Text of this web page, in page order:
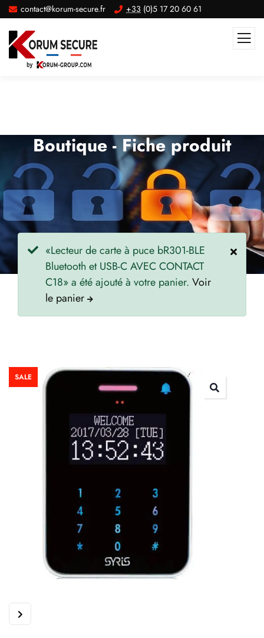
contact@korum-secure.fr +33 (0)5 17 20 60 61
Boutique - Fiche produit
«Lecteur de carte à puce bR301-BLE
Bluetooth et USB-C AVEC CONTACT
C18» a été ajouté à votre panier. Voir
le panier
SALE